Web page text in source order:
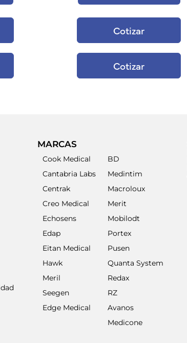
Cotizar
Cotizar
MARCAS
Cook Medical
Cantabria Labs
Centrak
Creo Medical
Echosens
Edap
Eitan Medical
Hawk
Meril
Seegen
Edge Medical
BD
Medintim
Macroloux
Merit
Mobilodt
Portex
Pusen
Quanta System
Redax
RZ
Avanos
Medicone